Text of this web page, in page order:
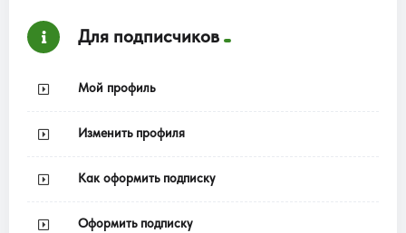
Для подписчиков
Мой профиль
Изменить профиля
Как оформить подписку
Оформить подписку